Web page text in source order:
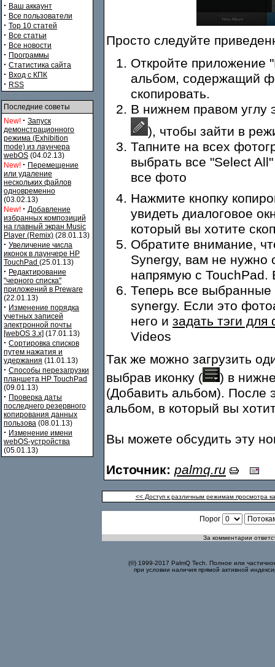
· Ваш аккаунт
· Все пользователи
· Top 10 статей
· Все статьи
· Все новости
· Программы
· Статистика сайта
· Вход с КПК
· RSS
Последние советы
New! · Запуск
демонстрационного
режима (Exhibition
mode) из лаунчера
webOS (04.02.13)
New! · Перемещение
или удаление
нескольких файлов
одновременно
(03.02.13)
New! · Добавление
избранных композиций
на главный экран Music
Player (Remix) (28.01.13)
· Увеличение числа
иконок в лаунчере HP
TouchPad (25.01.13)
· Редактирование
"черного списка"
приложений в Preware
(22.01.13)
· Изменение порядка
учетных записей
электронной почты
[webOS 3.x] (17.01.13)
· Сортировка списков
путем нажатия и
удержания (11.01.13)
· Способы перезагрузки
планшета HP TouchPad
(09.01.13)
· Проверка даты
последнего резервного
копирования данных
пользова (08.01.13)
· Изменение имени
webOS-устройства
(05.01.13)
Просто следуйте
Откройте приложение
альбом, содержащий
скопировать.
В нижнем правом углу
), чтобы зайти в
Тапните на всех
выбрать все "Select
все фото
Нажмите кнопку
увидеть диалоговое
который вы хотите
Обратите внимание,
Synergy, вам не нужно
напрямую с TouchPad.
Теперь все выбранные
synergy. Если это
него и задать тэги
Videos
Так же можно загрузить
выбрав иконку (
) в
(Добавить альбом). После
альбом, в который вы
Вы можете обсудить эту
Источник: palmq.ru
<< Доступ к различным режимам просмотра
Порог
За комментарии
(©) 1999-2017 PalmQ Tech. Полное или
при условии наличия прямой активной